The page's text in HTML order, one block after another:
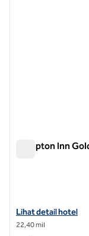
Hampton Inn
Lihat detail hotel
Lihat detail hotel
22,40 mil